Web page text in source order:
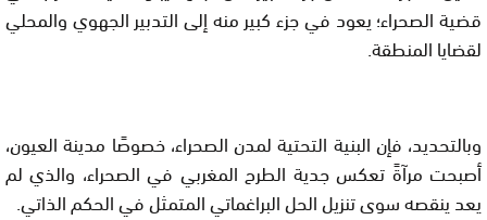
قضية الصحراء؛ يعود في جزء كبير منه إلى التدبير الجهوي والمحلي
لقضايا المنطقة.
وبالتحديد، فإن البنية التحتية لمدن الصحراء، خصوصًا مدينة العيون،
أصبحت مرآةً تعكس جدية الطرح المغربي في الصحراء، والذي لم
يعد ينقصه سوى تنزيل الحل البراغماتي المتمثل في الحكم الذاتي.